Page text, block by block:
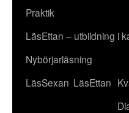
Praktik
LäsEttan – utbildning i
Nybörjarläsning
LäsSexan LäsEttan